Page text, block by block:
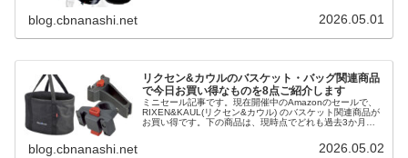
blog.cbnanashi.net 2026.05.01
リクセン&カウルのバスケット・バッグ関連商品
で今日お買い得なものを8点ご紹介します
ミニセール記事です。現在開催中のAmazonのセールで、
RIXEN&KAUL(リクセン&カウル) のバスケット関連商品が
お買い得です。下の商品は、現時点でどれも過去3か月間
blog.cbnanashi.net 2026.05.02